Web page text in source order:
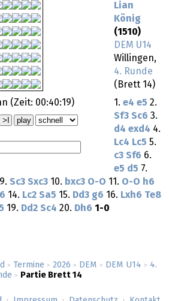
> Termine > 2026 > DEM > DEM U14 > 4.
> Partie Brett 14
(Zeit: 00:40:19)
Lian
König
(1510)
DEM U14
Willingen,
4. Runde
(Brett 14)
1. e4 e5 2.
Sf3 Sc6 3.
d4 exd4 4.
Lc4 Lc5 5.
c3 Sf6 6.
e5 d5 7.
9. Sc3 Sxc3 10. bxc3 O-O 11. O-O h6
14. Lc2 Sa5 15. Dd3 g6 16. Lxh6 Te8
19. Dd2 Sc4 20. Dh6 1-0